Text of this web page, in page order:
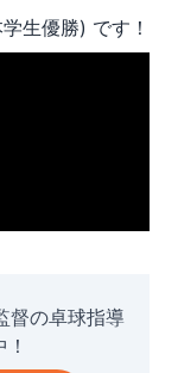
生優勝) です！
督の卓球指導